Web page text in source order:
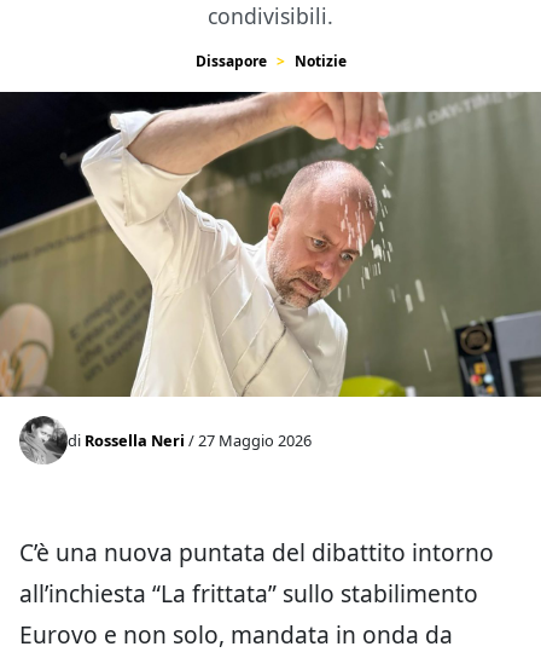
condivisibili.
Dissapore Notizie
di Rossella Neri / 27 Maggio 2026
C’è una nuova puntata del dibattito intorno
all’inchiesta “La frittata” sullo stabilimento
Eurovo e non solo, mandata in onda da